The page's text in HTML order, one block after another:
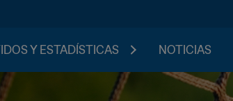
Y ESTADÍSTICAS NOTICIAS